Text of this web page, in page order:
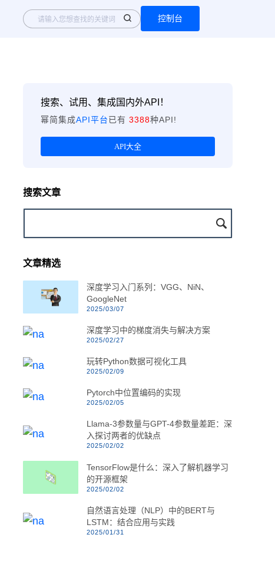
控制台
搜索、试用、集成国内外API！
幂简集成API平台已有 3388种API!
API大全
搜索文章
文章精选
深度学习入门系列：VGG、NiN、
GoogleNet
2025/03/07
深度学习中的梯度消失与解决方案
2025/02/27
玩转Python数据可视化工具
2025/02/09
Pytorch中位置编码的实现
2025/02/05
Llama-3参数量与GPT-4参数量差距：深
入探讨两者的优缺点
2025/02/02
TensorFlow是什么：深入了解机器学习
的开源框架
2025/02/02
自然语言处理（NLP）中的BERT与
LSTM：结合应用与实践
2025/01/31